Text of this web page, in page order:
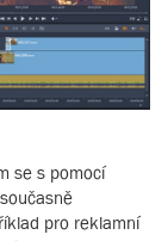
se s pomocí
pro reklamní